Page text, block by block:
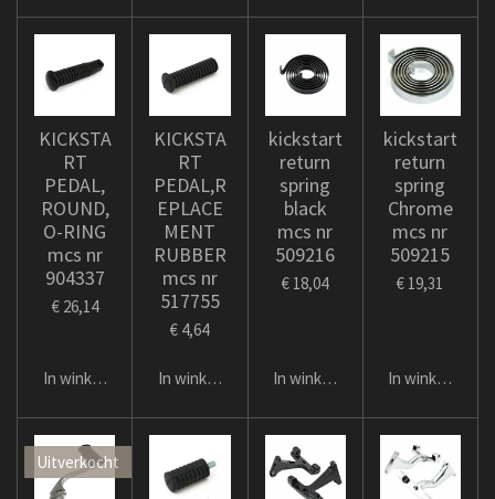
KICKSTA
RT
PEDAL,
ROUND,
O-RING
mcs nr
904337
€ 26,14
In winkelwagen
KICKSTA
RT
PEDAL,R
EPLACE
MENT
RUBBER
mcs nr
517755
€ 4,64
In winkelwagen
kickstart
return
spring
black
mcs nr
509216
€ 18,04
In winkelwagen
kickstart
return
spring
Chrome
mcs nr
509215
€ 19,31
In winkelwagen
Uitverkocht